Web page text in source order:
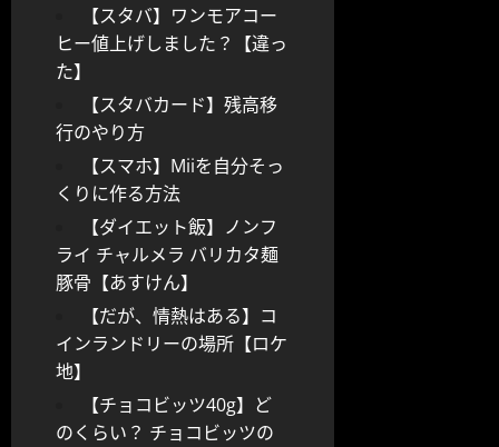
【スタバ】ワンモアコー
ヒー値上げしました？【違っ
た】
【スタバカード】残高移
行のやり方
【スマホ】Miiを自分そっ
くりに作る方法
【ダイエット飯】ノンフ
ライ チャルメラ バリカタ麺
豚骨【あすけん】
【だが、情熱はある】コ
インランドリーの場所【ロケ
地】
【チョコビッツ40g】ど
のくらい？ チョコビッツの